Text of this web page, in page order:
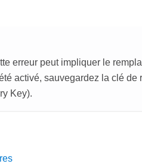
erreur peut impliquer le
activé, sauvegardez la clé de
Key).